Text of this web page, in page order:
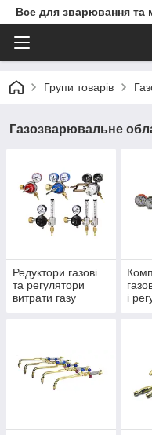
Все для зварювання та
Групи товарів
Газозварювальне
Редуктори газові
та регулятори
витрати газу
і